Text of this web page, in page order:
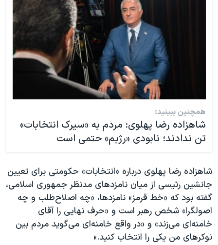
همچنین ببینید:
شاهزاده رضا پهلوی: مردم به «سیرک انتخابات»
تن ندادند؛ نابودی «رژیم» حتمی است
شاهزاده رضا پهلوی درباره «انتخابات» حکومتی برای تعیین
جانشین رئیسی از میان نامزدهای مدنظر جمهوری اسلامی،
گفته بود که «خط قرمز» نامزدها، «چه اصلاح‌طلب و چه
اصولگرا» شخص رهبر است و «حرف نهایی را آقای
خامنه‌ای می‌زند» و «در واقع خامنه‌ای می‌گوید مردم بین
نوکرهای من یکی را انتخاب کنید.»